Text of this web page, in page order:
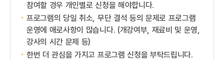
참여할 경우 개인별로 신청을 해야합니다.
프로그램의 당일 취소, 무단 결석 등의 문제로 프로그램
운영에 애로사항이 많습니다. (개강여부, 재료비 및 운영,
강사의 시간 문제 등)
한번 더 관심을 가지고 프로그램 신청을 부탁드립니다.